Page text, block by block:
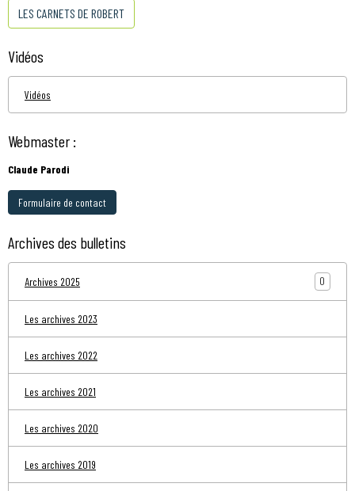
LES CARNETS DE ROBERT
Vidéos
Vidéos
Webmaster :
Claude Parodi
Formulaire de contact
Archives des bulletins
Archives 2025 0
Les archives 2023
Les archives 2022
Les archives 2021
Les archives 2020
Les archives 2019